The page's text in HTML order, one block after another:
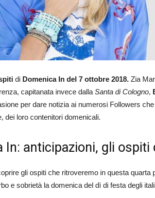
di Domenica In del 7 ottobre 2018. Zia
capitanata invece dalla Santa di Cologno,
per dare notizia ai numerosi Followers
dei loro contenitori domenicali.
In: anticipazioni, gli ospiti
gli ospiti che ritroveremo in questa quarta
e sobrietà la domenica del dì di festa degli